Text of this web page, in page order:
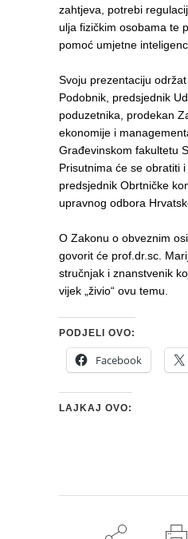
zahtjeva, potrebi
ulja fizičkim osobama te
pomoć umjetne
Svoju prezentaciju
Podobnik, predsjednik
poduzetnika, prodekan
ekonomije i
Građevinskom fakultetu
Prisutnima će se obratiti i
predsjednik Obrtničke
upravnog odbora
O Zakonu o obveznim
govorit će prof.dr.sc.
stručnjak i znanstvenik
vijek „živio“ ovu temu.
PODJELI OVO:
Facebook
LAJKAJ OVO: